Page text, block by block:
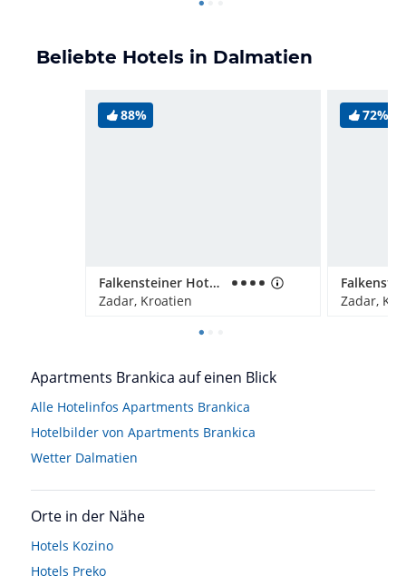
Beliebte Hotels in Dalmatien
88%
Falkensteiner Hotel Adriana
Zadar, Kroatien
72%
Zadar,
Apartments Brankica auf einen Blick
Alle Hotelinfos Apartments Brankica
Hotelbilder von Apartments Brankica
Wetter Dalmatien
Orte in der Nähe
Hotels Kozino
Hotels Preko